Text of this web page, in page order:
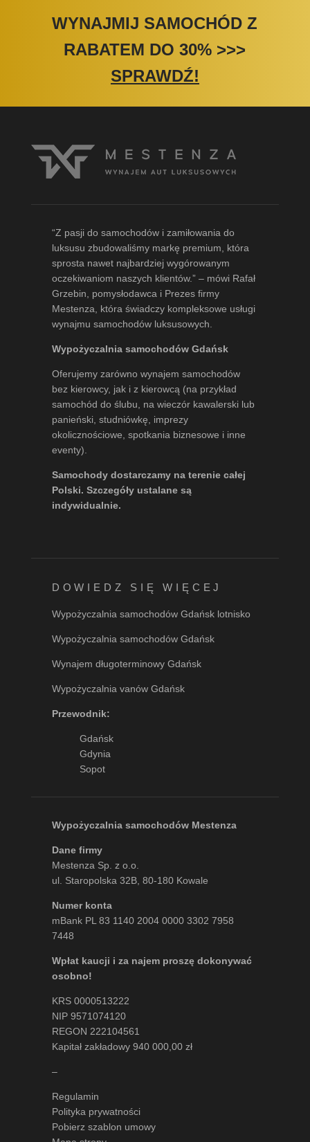
WYNAJMIJ SAMOCHÓD Z
RABATEM DO 30% >>>
SPRAWDŹ!
“Z pasji do samochodów i zamiłowania do
luksusu zbudowaliśmy markę premium, która
sprosta nawet najbardziej wygórowanym
oczekiwaniom naszych klientów.” – mówi Rafał
Grzebin , pomysłodawca i Prezes firmy
Mestenza, która świadczy kompleksowe usługi
wynajmu samochodów luksusowych.
Wypożyczalnia samochodów Gdańsk
Oferujemy zarówno wynajem samochodów
bez kierowcy, jak i z kierowcą (na przykład
samochód do ślubu, na wieczór kawalerski lub
panieński, studniówkę, imprezy
okolicznościowe, spotkania biznesowe i inne
eventy).
Samochody dostarczamy na terenie całej
Polski. Szczegóły ustalane są
indywidualnie.
DOWIEDZ SIĘ WIĘCEJ
Wypożyczalnia samochodów Gdańsk lotnisko
Wypożyczalnia samochodów Gdańsk
Wynajem długoterminowy Gdańsk
Wypożyczalnia vanów Gdańsk
Przewodnik:
Gdańsk
Gdynia
Sopot
Wypożyczalnia samochodów Mestenza
Dane firmy
Mestenza Sp. z o.o.
ul. Staropolska 32B, 80-180 Kowale
Numer konta
mBank PL 83 1140 2004 0000 3302 7958
7448
Wpłat kaucji i za najem proszę dokonywać
osobno!
KRS 0000513222
NIP 9571074120
REGON 222104561
Kapitał zakładowy 940 000,00 zł
–
Regulamin
Polityka prywatności
Pobierz szablon umowy